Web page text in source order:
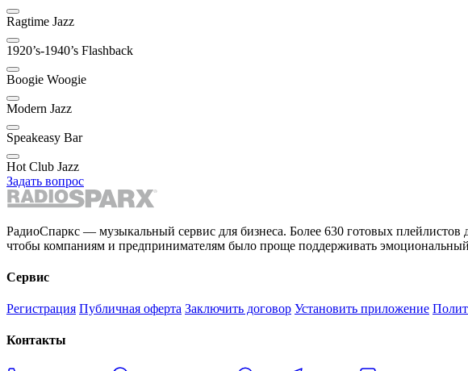
Ragtime Jazz
1920’s-1940’s Flashback
Boogie Woogie
Modern Jazz
Speakeasy Bar
Hot Club Jazz
Задать вопрос
РадиоСпаркс — музыкальный сервис для бизнеса. Более 630 готовых
чтобы компаниям и предпринимателям было проще поддерживать
Сервис
Регистрация Публичная оферта Заключить договор Установить приложение
Контакты